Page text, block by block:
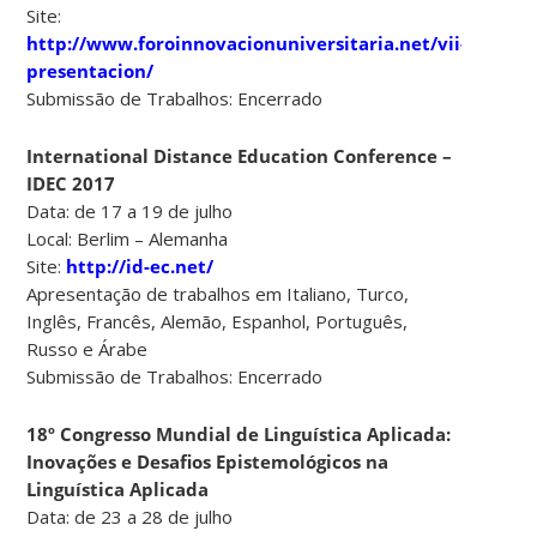
Site:
http://www.foroinnovacionuniversitaria.net/vii-
presentacion/
Submissão de Trabalhos: Encerrado
International Distance Education Conference –
IDEC 2017
Data: de 17 a 19 de julho
Local: Berlim – Alemanha
Site: http://id-ec.net/
Apresentação de trabalhos em Italiano, Turco,
Inglês, Francês, Alemão, Espanhol, Português,
Russo e Árabe
Submissão de Trabalhos: Encerrado
18º Congresso Mundial de Linguística Aplicada:
Inovações e Desafios Epistemológicos na
Linguística Aplicada
Data: de 23 a 28 de julho